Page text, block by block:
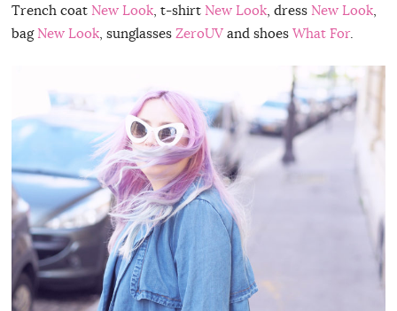
Trench coat New Look, t-shirt New Look, dress New Look,
bag New Look, sunglasses ZeroUVand shoes What For.